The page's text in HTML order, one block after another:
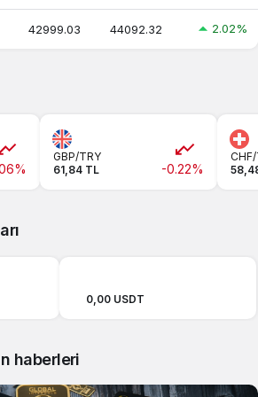
42999.03 44092.32 2.02%
GBP/TRY
61,84 TL
-0.22%
0,00 USDT
haberleri